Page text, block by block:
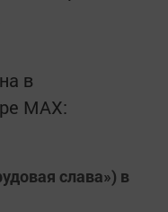
в
MАХ:
слава») в